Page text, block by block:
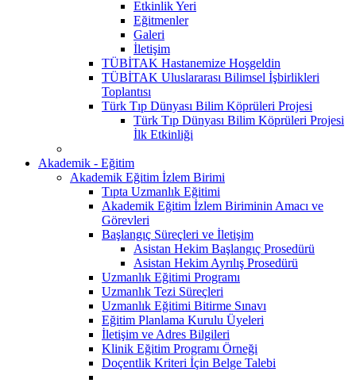
Etkinlik Yeri
Eğitmenler
Galeri
İletişim
TÜBİTAK Hastanemize Hoşgeldin
TÜBİTAK Uluslararası Bilimsel İşbirlikleri
Toplantısı
Türk Tıp Dünyası Bilim Köprüleri Projesi
Türk Tıp Dünyası Bilim Köprüleri Projesi
İlk Etkinliği
Akademik - Eğitim
Akademik Eğitim İzlem Birimi
Tıpta Uzmanlık Eğitimi
Akademik Eğitim İzlem Biriminin Amacı ve
Görevleri
Başlangıç Süreçleri ve İletişim
Asistan Hekim Başlangıç Prosedürü
Asistan Hekim Ayrılış Prosedürü
Uzmanlık Eğitimi Programı
Uzmanlık Tezi Süreçleri
Uzmanlık Eğitimi Bitirme Sınavı
Eğitim Planlama Kurulu Üyeleri
İletişim ve Adres Bilgileri
Klinik Eğitim Programı Örneği
Doçentlik Kriteri İçin Belge Talebi